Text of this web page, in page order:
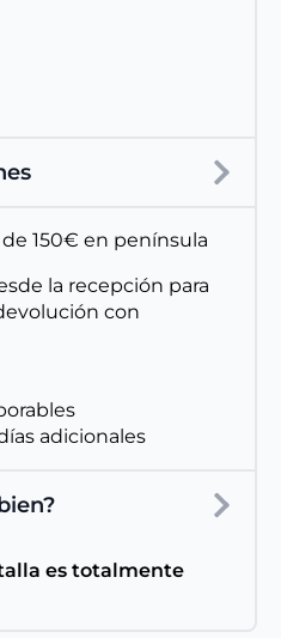
150€ en península
la recepción para
con
adicionales
es totalmente